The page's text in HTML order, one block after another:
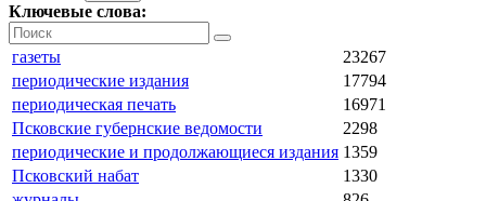
Ключевые слова:
газеты
23267
периодические издания
17794
периодическая печать
16971
Псковские губернские ведомости
2298
периодические и продолжающиеся издания 1359
Псковский набат
1330